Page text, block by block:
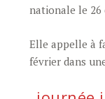
nationale le 26
Elle appelle à
février dans